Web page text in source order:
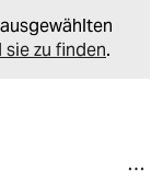
sie zu finden.